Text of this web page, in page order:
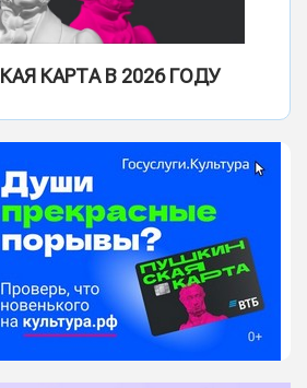
КАРТА В 2026 ГОДУ